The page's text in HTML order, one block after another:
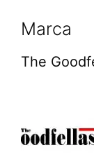
Marca
The